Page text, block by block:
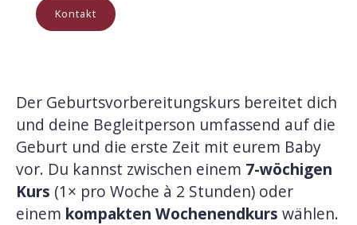
Kontakt
Der Geburtsvorbereitungskurs bereitet dich
und deine Begleitperson umfassend auf die
Geburt und die erste Zeit mit eurem Baby
vor. Du kannst zwischen einem 7-wöchigen
Kurs (1× pro Woche à 2 Stunden) oder
einem kompakten Wochenendkurs wählen.